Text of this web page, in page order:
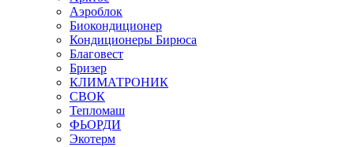
Аэроблок
Биокондиционер
Кондиционеры Бирюса
Благовест
Бризер
КЛИМАТРОНИК
СВОК
Тепломаш
ФЬОРДИ
Экотерм